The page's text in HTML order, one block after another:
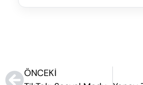
ÖNCEKI